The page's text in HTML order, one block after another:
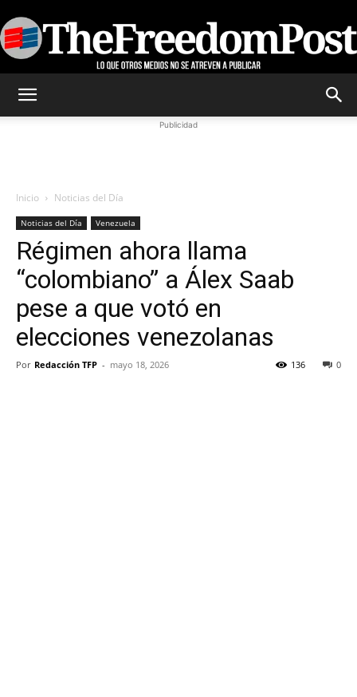
Publicidad
Inicio Noticias del Día
Noticias del Día Venezuela
Régimen ahora llama
“colombiano” a Álex Saab
pese a que votó en
elecciones venezolanas
Por Redacción TFP - mayo 18, 2026 0
136